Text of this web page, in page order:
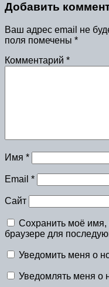
Добавить
Ваш адрес email не
поля помечены *
Комментарий *
Имя *
Email *
Сайт
Сохранить моё имя,
браузере для
Уведомить меня о
Уведомлять меня о